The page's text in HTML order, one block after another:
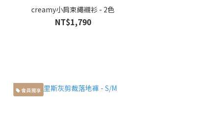
creamy小肩束繩襯衫 - 2色
NT$1,790
會員獨享